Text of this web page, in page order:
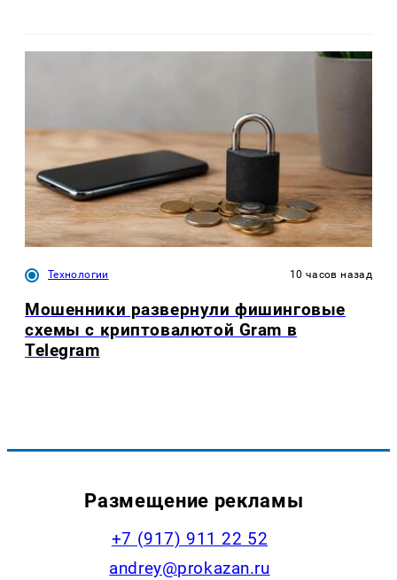
Технологии 10 часов назад
Мошенники развернули фишинговые
схемы с криптовалютой Gram в
Telegram
Размещение рекламы
+7 (917) 911 22 52
andrey@prokazan.ru